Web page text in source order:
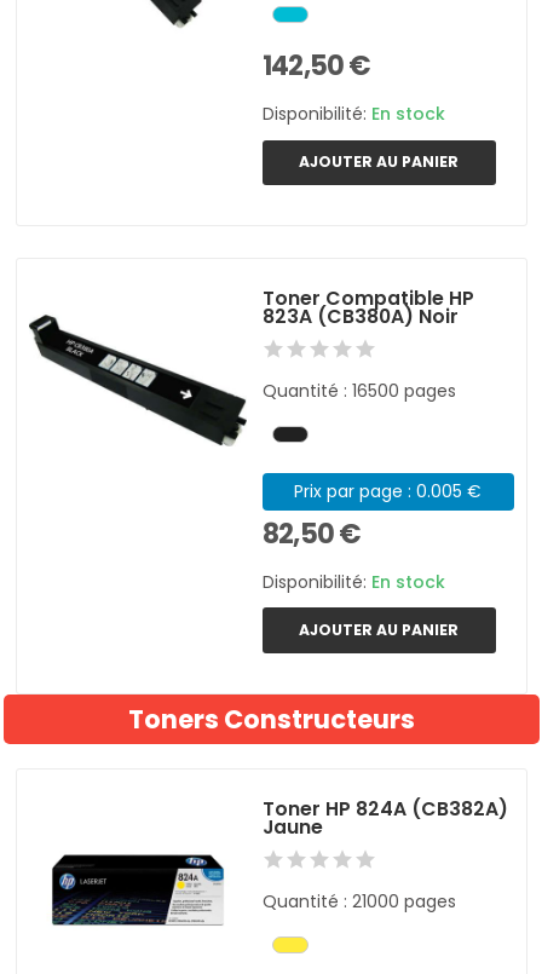
142,50 €
Disponibilité: En stock
AJOUTER AU PANIER
Toner Compatible HP
823A (CB380A) Noir
Quantité : 16500 pages
Prix par page : 0.005 €
82,50 €
Disponibilité: En stock
AJOUTER AU PANIER
Toners Constructeurs
Toner HP 824A (CB382A)
Jaune
Quantité : 21000 pages